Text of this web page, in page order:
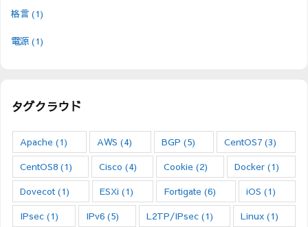
格言 (1)
電源 (1)
タグクラウド
Apache (1) AWS (4) BGP (5) CentOS7 (3)
CentOS8 (1) Cisco (4) Cookie (2) Docker (1)
Dovecot(1) ESXi (1) Fortigate (6) iOS (1)
IPsec (1) IPv6 (5) L2TP/IPsec (1) Linux (1)